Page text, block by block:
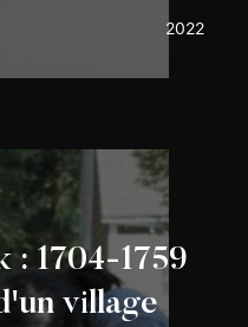
2022
: 1704-1759
village